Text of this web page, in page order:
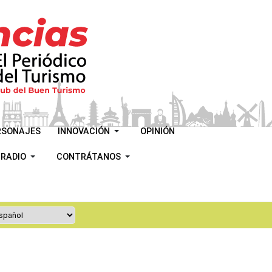
INNOVACIÓN OPINIÓN
CONTRÁTANOS